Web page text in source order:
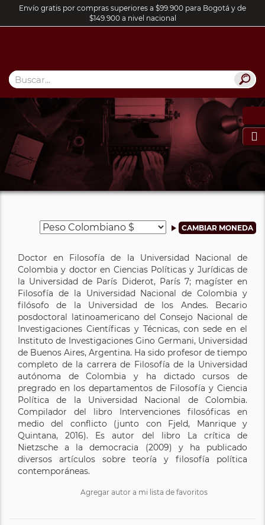
Envío gratis por compras superiores a $99.900 para Bogotá y de
$149.900 a nivel nacional

Doctor en Filosofía de la Universidad Nacional de
Colombia y doctor en Ciencias Políticas y Jurídicas de
la Universidad de París Diderot, París 7; magíster en
Filosofía de la Universidad Nacional de Colombia y
filósofo de la Universidad de los Andes. Becario
posdoctoral latinoamericano del Consejo Nacional de
Investigaciones Científicas y Técnicas, con sede en el
Instituto de Investigaciones Gino Germani, Universidad
de Buenos Aires, Argentina. Ha sido profesor de tiempo
completo de la carrera de Filosofía de la Universidad
autónoma de Colombia y ha dictado cursos de
pregrado en los departamentos de Filosofía y Ciencia
Política de la Universidad Nacional de Colombia.
Compilador del libro Intervenciones filosóficas en
medio del conflicto (junto con Fjeld, Manrique y
Quintana, 2016). Es autor del libro La crítica de
Nietzsche a la democracia (2009) y ha publicado
diversos artículos sobre teoría y filosofía política
contemporáneas.
Agregar autor a mi lista de favoritos